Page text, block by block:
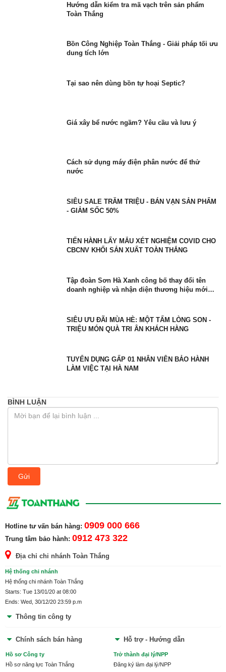
Hướng dẫn kiểm tra mã vạch trên sản phẩm
Toàn Thắng
Bồn Công Nghiệp Toàn Thắng - Giải pháp tối ưu
dung tích lớn
Tại sao nên dùng bồn tự hoại Septic?
Giá xây bể nước ngầm? Yêu cầu và lưu ý
Cách sử dụng máy điện phân nước để thử
nước
SIÊU SALE TRĂM TRIỆU - BÁN VẠN SẢN PHẨM
- GIẢM SỐC 50%
TIẾN HÀNH LẤY MẪU XÉT NGHIỆM COVID CHO
CBCNV KHỐI SẢN XUẤT TOÀN THẮNG
Tập đoàn Sơn Hà Xanh công bố thay đổi tên
doanh nghiệp và nhận diện thương hiệu mới
SIÊU ƯU ĐÃI MÙA HÈ: MỘT TẤM LÒNG SON -
TRIỆU MÓN QUÀ TRI ÂN KHÁCH HÀNG
TUYỂN DỤNG GẤP 01 NHÂN VIÊN BẢO HÀNH
LÀM VIỆC TẠI HÀ NAM
BÌNH LUẬN
Gửi
Hotline tư vấn bán hàng: 0909 000 666
Trung tâm bảo hành: 0912 473 322
Địa chỉ chi nhánh Toàn Thắng
Hệ thống chi nhánh
Hệ thống chi nhánh Toàn Thắng
Starts: Tue 13/01/20 at 08:00
Ends: Wed, 30/12/20 23:59 p.m
Thông tin công ty
Chính sách bán hàng
Hồ sơ Công ty
Hồ sơ năng lực Toàn Thắng
Hỗ trợ - Hướng dẫn
Trở thành đại lý/NPP
Đăng ký làm đại lý/NPP